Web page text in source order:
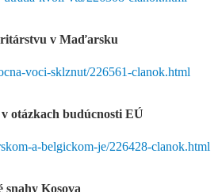
v Maďarsku
voci-sklznut/226561-clanok.html
otázkach budúcnosti EÚ
a-belgickom-je/226428-clanok.html
Kosova